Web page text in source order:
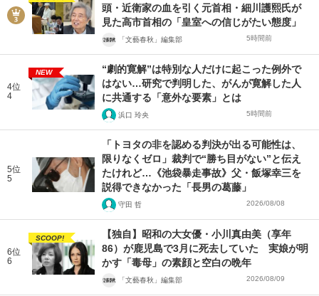
頭・近衛家の血を引く元首相・細川護熙氏が
見た高市首相の「皇室への信じがたい態度」
「文藝春秋」編集部 5時間前
4位
4
NEW
“劇的寛解”は特別な人だけに起こった例外で
はない…研究で判明した、がんが寛解した人
に共通する「意外な要素」とは
浜口 玲央 5時間前
5位
5
「トヨタの非を認める判決が出る可能性は、
限りなくゼロ」裁判で“勝ち目がない”と伝え
たけれど…《池袋暴走事故》父・飯塚幸三を
説得できなかった「長男の葛藤」
守田 哲 2026/08/08
6位
6
SCOOP!
【独自】昭和の大女優・小川真由美（享年
86）が鹿児島で3月に死去していた 実娘が明
かす「毒母」の素顔と空白の晩年
「文藝春秋」編集部 2026/08/09